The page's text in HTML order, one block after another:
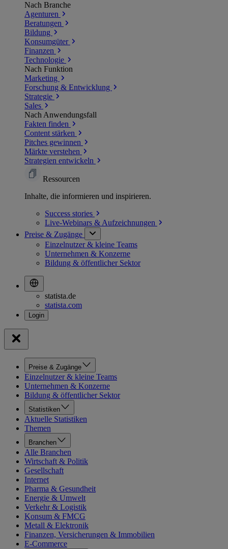
Nach Branche
Agenturen
Beratungen
Bildung
Konsumgüter
Finanzen
Technologie
Nach Funktion
Marketing
Forschung & Entwicklung
Strategie
Sales
Nach Anwendungsfall
Fakten finden
Content stärken
Pitches gewinnen
Märkte verstehen
Strategien entwickeln
Ressourcen
Inhalte, die informieren und inspirieren.
Success stories
Live-Webinars & Aufzeichnungen
Preise & Zugänge
Einzelnutzer & kleine Teams
Unternehmen & Konzerne
Bildung & öffentlicher Sektor
statista.de
statista.com
Preise & Zugänge
Einzelnutzer & kleine Teams
Unternehmen & Konzerne
Bildung & öffentlicher Sektor
Statistiken
Aktuelle Statistiken
Themen
Branchen
Alle Branchen
Wirtschaft & Politik
Gesellschaft
Internet
Pharma & Gesundheit
Energie & Umwelt
Verkehr & Logistik
Konsum & FMCG
Metall & Elektronik
Finanzen, Versicherungen & Immobilien
E-Commerce